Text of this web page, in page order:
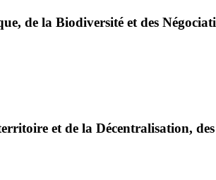
de la Biodiversité et des
et de la Décentralisation,